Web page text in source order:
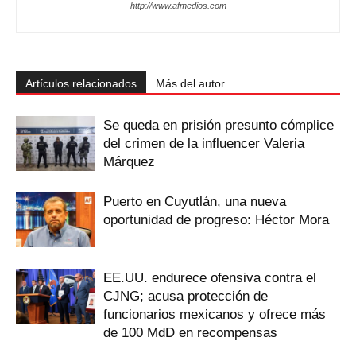
http://www.afmedios.com
Artículos relacionados Más del autor
Se queda en prisión presunto cómplice
del crimen de la influencer Valeria
Márquez
Puerto en Cuyutlán, una nueva
oportunidad de progreso: Héctor Mora
EE.UU. endurece ofensiva contra el
CJNG; acusa protección de
funcionarios mexicanos y ofrece más
de 100 MdD en recompensas